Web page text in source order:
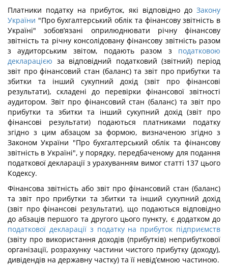
Платники податку на прибуток, які відповідно до Закону
України "Про бухгалтерський облік та фінансову звітність в
Україні" зобов’язані оприлюднювати річну фінансову
звітність та річну консолідовану фінансову звітність разом
з аудиторським звітом, подають разом з податковою
декларацією за відповідний податковий (звітний) період
звіт про фінансовий стан (баланс) та звіт про прибутки та
збитки та інший сукупний дохід (звіт про фінансові
результати), складені до перевірки фінансової звітності
аудитором. Звіт про фінансовий стан (баланс) та звіт про
прибутки та збитки та інший сукупний дохід (звіт про
фінансові результати) подаються платниками податку
згідно з цим абзацом за формою, визначеною згідно з
Законом України "Про бухгалтерський облік та фінансову
звітність в Україні", у порядку, передбаченому для подання
податкової декларації з урахуванням вимог статті 137 цього
Кодексу.
Фінансова звітність або звіт про фінансовий стан (баланс)
та звіт про прибутки та збитки та інший сукупний дохід
(звіт про фінансові результати), що подаються відповідно
до абзаців першого та другого цього пункту, є додатком до
податкової декларації з податку на прибуток підприємств
(звіту про використання доходів (прибутків) неприбуткової
організації, розрахунку частини чистого прибутку (доходу),
дивідендів на державну частку) та її невід’ємною частиною.